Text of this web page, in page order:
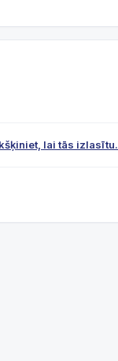
lai tās izlasītu.